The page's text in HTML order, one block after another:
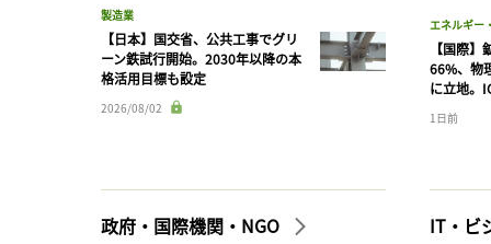
製造業
【日本】国交省、公共工事でグリ
ーン鉄試行開始。2030年以降の本
格活用目標も設定
2026/08/02
エネルギー
【国際
66%、物
に立地。
1日前
政府・国際機関・NGO IT・ビ